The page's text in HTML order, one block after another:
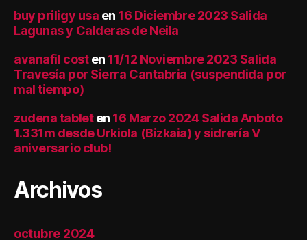
buy priligy usa en 16 Diciembre 2023 Salida
Lagunas y Calderas de Neila
avanafil costen 11/12 Noviembre 2023 Salida
Travesía por Sierra Cantabria (suspendida por
mal tiempo)
zudena tableten 16 Marzo 2024 Salida Anboto
1.331m desde Urkiola (Bizkaia) y sidrería V
aniversario club!
Archivos
octubre 2024